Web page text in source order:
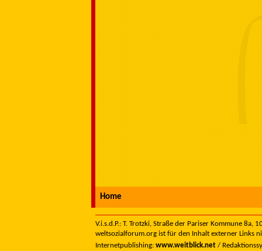
Home
V.i.s.d.P.: T. Trotzki, Straße der Pariser Kommune
weltsozialforum.org ist für den Inhalt externer Links
Internetpublishing: www.weitblick.net /